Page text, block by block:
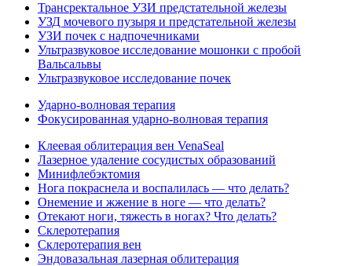
Трансректальное УЗИ предстательной железы
УЗД мочевого пузыря и предстательной железы
УЗИ почек с надпочечниками
Ультразвуковое исследование мошонки с пробой
Вальсальвы
Ультразвуковое исследование почек
Ударно-волновая терапия
Фокусированная ударно-волновая терапия
Клеевая облитерация вен VenaSeal
Лазерное удаление сосудистых образований
Минифлебэктомия
Нога покраснела и воспалилась — что делать?
Онемение и жжение в ноге — что делать?
Отекают ноги, тяжесть в ногах? Что делать?
Склеротерапия
Склеротерапия вен
Эндовазальная лазерная облитерация